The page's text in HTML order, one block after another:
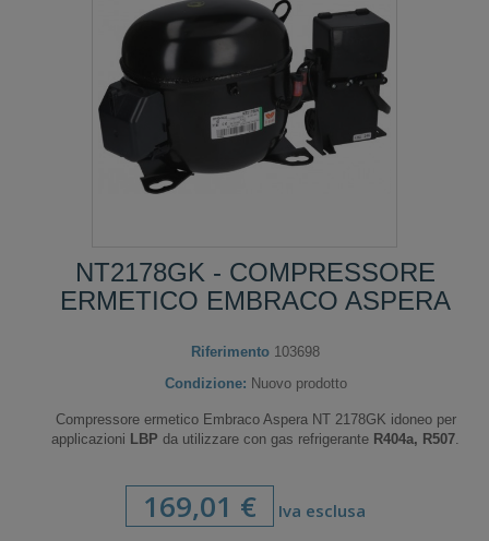
NT2178GK - COMPRESSORE
ERMETICO EMBRACO ASPERA
Riferimento 103698
Condizione: Nuovo prodotto
Compressore ermetico Embraco Aspera NT 2178GK idoneo per
applicazioni LBP da utilizzare con gas refrigerante R404a, R507
169,01 € Iva esclusa